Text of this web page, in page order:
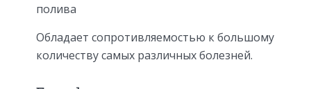
полива
Обладает сопротивляемостью к большому
количеству самых различных болезней.